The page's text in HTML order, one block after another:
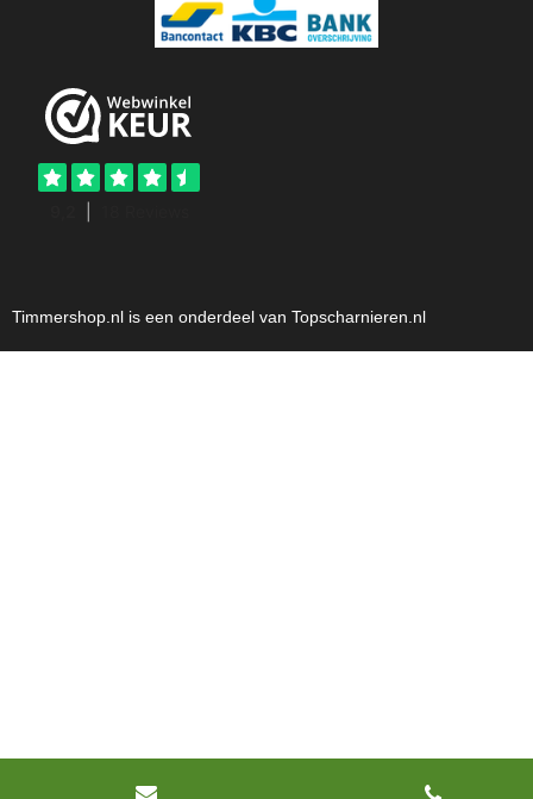
Timmershop.nl is een onderdeel van Topscharnieren.nl